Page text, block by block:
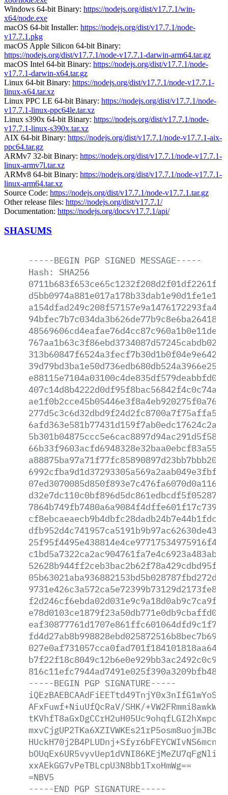
Windows 64-bit Binary: https://nodejs.org/dist/v17.7.1/win-
x64/node.exe
macOS 64-bit Installer: https://nodejs.org/dist/v17.7.1/node-
v17.7.1.pkg
macOS Apple Silicon 64-bit Binary:
https://nodejs.org/dist/v17.7.1/node-v17.7.1-darwin-arm64.tar.gz
macOS Intel 64-bit Binary: https://nodejs.org/dist/v17.7.1/node-
v17.7.1-darwin-x64.tar.gz
Linux 64-bit Binary: https://nodejs.org/dist/v17.7.1/node-v17.7.1-
linux-x64.tar.xz
Linux PPC LE 64-bit Binary: https://nodejs.org/dist/v17.7.1/node-
v17.7.1-linux-ppc64le.tar.xz
Linux s390x 64-bit Binary: https://nodejs.org/dist/v17.7.1/node-
v17.7.1-linux-s390x.tar.xz
AIX 64-bit Binary: https://nodejs.org/dist/v17.7.1/node-v17.7.1-aix-
ppc64.tar.gz
ARMv7 32-bit Binary: https://nodejs.org/dist/v17.7.1/node-v17.7.1-
linux-armv7l.tar.xz
ARMv8 64-bit Binary: https://nodejs.org/dist/v17.7.1/node-v17.7.1-
linux-arm64.tar.xz
Source Code: https://nodejs.org/dist/v17.7.1/node-v17.7.1.tar.gz
Other release files: https://nodejs.org/dist/v17.7.1/
Documentation: https://nodejs.org/docs/v17.7.1/api/
SHASUMS
-----BEGIN PGP SIGNED MESSAGE-----
Hash:
SHA256
-----BEGIN PGP SIGNATURE-----
AFxFuwf+NiuUfQcRaV/SHK/
xxAEkGG7vPeTBLcpU3N8bb1TxoHmWg==
=NBV5
-----END PGP SIGNATURE-----